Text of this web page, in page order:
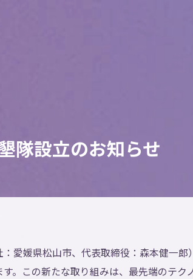
隊設立のお知らせ
愛媛県松山市、代表取締役：森本健一
。この新たな取り組みは、最先端のテ